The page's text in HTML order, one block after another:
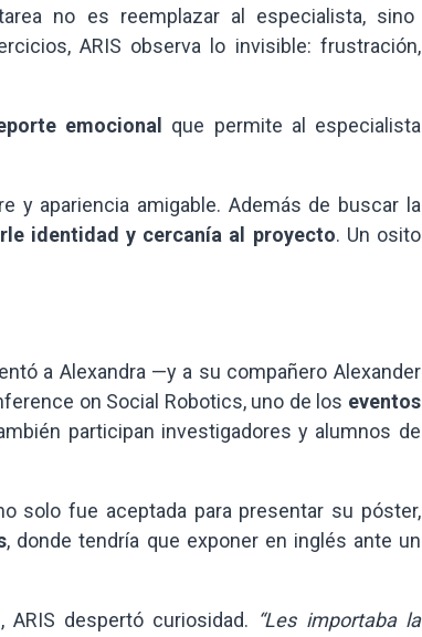
no es reemplazar al especialista, sino
ARIS observa lo invisible: frustración,
emocional
que permite al especialista
y apariencia amigable. Además de buscar la
identidad y cercanía al proyecto. Un osito
a Alexandra —y a su compañero Alexander
on Social Robotics, uno de los eventos
participan investigadores y alumnos de
solo fue aceptada para presentar su póster,
, donde tendría que exponer en inglés ante un
despertó curiosidad. “Les importaba la